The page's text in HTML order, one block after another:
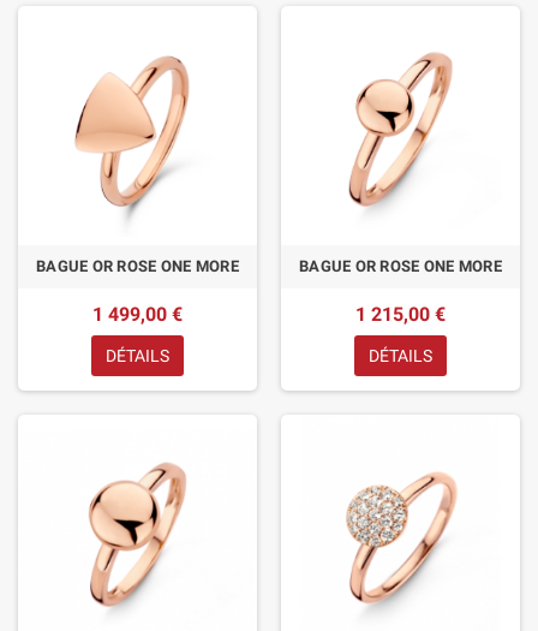
BAGUE OR ROSE ONE MORE
1 499,00 €
DÉTAILS
BAGUE OR ROSE ONE MORE
1 215,00 €
DÉTAILS